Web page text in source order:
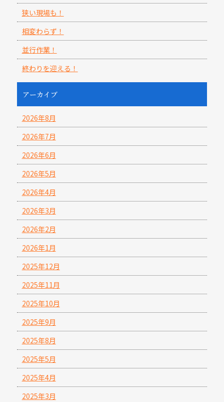
狭い現場も！
相変わらず！
並行作業！
終わりを迎える！
アーカイブ
2026年8月
2026年7月
2026年6月
2026年5月
2026年4月
2026年3月
2026年2月
2026年1月
2025年12月
2025年11月
2025年10月
2025年9月
2025年8月
2025年5月
2025年4月
2025年3月